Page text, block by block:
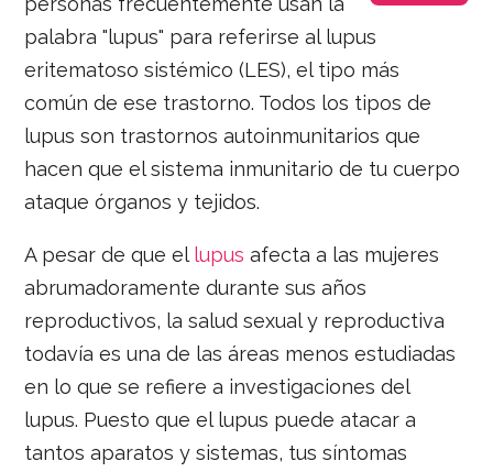
palabra "lupus" para referirse al lupus
eritematoso sistémico (LES), el tipo más
común de ese trastorno. Todos los tipos de
lupus son trastornos autoinmunitarios que
hacen que el sistema inmunitario de tu cuerpo
ataque órganos y tejidos.
A pesar de que el lupus afecta a las mujeres
abrumadoramente durante sus años
reproductivos, la salud sexual y reproductiva
todavía es una de las áreas menos estudiadas
en lo que se refiere a investigaciones del
lupus. Puesto que el lupus puede atacar a
tantos aparatos y sistemas, tus síntomas